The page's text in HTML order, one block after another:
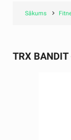
Sākums
TRX BANDIT